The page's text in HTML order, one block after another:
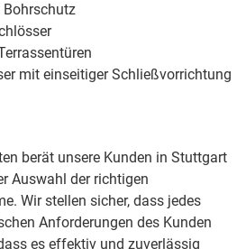
mit einseitiger Schließvorrichtung
berät unsere Kunden in Stuttgart
Auswahl der richtigen
Wir stellen sicher, dass jedes
Anforderungen des Kunden
es effektiv und zuverlässig